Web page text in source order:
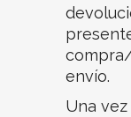
envío.
Una